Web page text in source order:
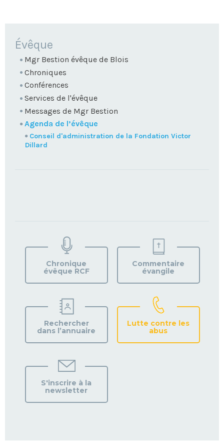
NAVIGATION
Évêque
Mgr Bestion évêque de Blois
Chroniques
Conférences
Services de l'évêque
Messages de Mgr Bestion
Agenda de l’évêque
Conseil d'administration de la Fondation Victor
Dillard
VOTRE
PAROISSE
Chronique
évêque RCF
Commentaire
évangile
Rechercher
dans l’annuaire
Lutte contre les
abus
S'inscrire à la
newsletter